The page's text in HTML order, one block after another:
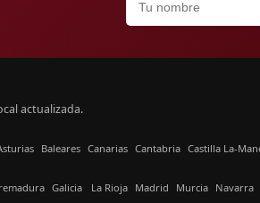
actualizada.
Baleares Canarias Cantabria Castilla La-
Galicia La Rioja Madrid Murcia Navarra